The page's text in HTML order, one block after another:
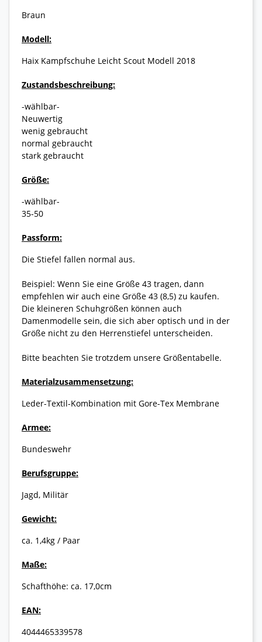
Braun
Modell:
Haix Kampfschuhe Leicht Scout Modell 2018
Zustandsbeschreibung:
-wählbar-
Neuwertig
wenig gebraucht
normal gebraucht
stark gebraucht
Größe:
-wählbar-
35-50
Passform:
Die Stiefel fallen normal aus.
Beispiel: Wenn Sie eine Größe 43 tragen, dann
empfehlen wir auch eine Größe 43 (8,5) zu kaufen.
Die kleineren Schuhgrößen können auch
Damenmodelle sein, die sich aber optisch und in der
Größe nicht zu den Herrenstiefel unterscheiden.
Bitte beachten Sie trotzdem unsere Größentabelle.
Materialzusammensetzung:
Leder-Textil-Kombination mit Gore-Tex Membrane
Armee:
Bundeswehr
Berufsgruppe:
Jagd, Militär
Gewicht:
ca. 1,4kg / Paar
Maße:
Schafthöhe: ca. 17,0cm
EAN:
4044465339578